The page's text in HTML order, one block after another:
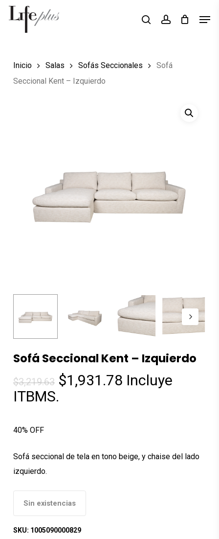
Skip
Búsqueda
productos
searchaccount
Inicio Salas Sofás Seccionales
Sofá
Seccional Kent – Izquierdo
Sofá Seccional Kent – Izquierdo
$3,219.63 El
$1,931.78ElIncluye
ITBMS.
40% OFF
Sofá seccional de tela en tono beige, y chaise del lado
izquierdo.
Sin existencias
SKU: 1005090000829